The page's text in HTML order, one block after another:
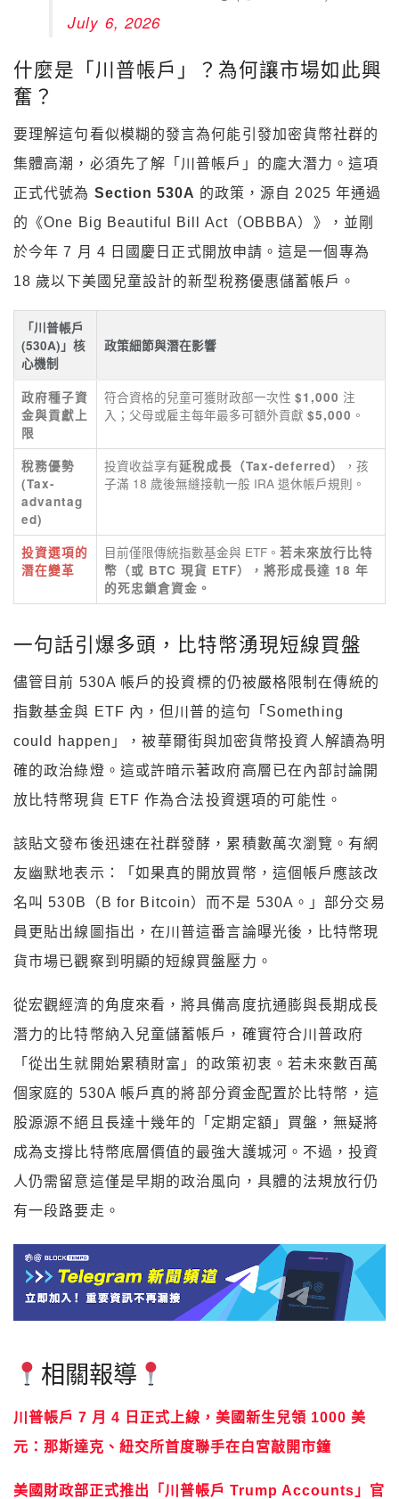
July 6, 2026
什麼是「川普帳戶」？為何讓市場如此興
奮？
要理解這句看似模糊的發言為何能引發加密貨幣社群的
集體高潮，必須先了解「川普帳戶」的龐大潛力。這項
正式代號為 Section 530A 的政策，源自 2025 年通過
的《One Big Beautiful Bill Act（OBBBA）》，並剛
於今年 7 月 4 日國慶日正式開放申請。這是一個專為
18 歲以下美國兒童設計的新型稅務優惠儲蓄帳戶。
「川普帳戶
(530A)」核
心機制
政策細節與潛在影響
政府種子資
金與貢獻上
限
符合資格的兒童可獲財政部一次性 $1,000 注
入；父母或雇主每年最多可額外貢獻 $5,000 。
稅務優勢
(Tax-
advantag
ed)
投資收益享有延稅成長（Tax-deferred）
，孩
子滿 18 歲後無縫接軌一般 IRA 退休帳戶規則。
投資選項的
潛在變革
目前僅限傳統指數基金與 ETF。 若未來放行比特
幣（或 BTC 現貨 ETF），將形成長達 18 年
的死忠鎖倉資金。
一句話引爆多頭，比特幣湧現短線買盤
儘管目前 530A 帳戶的投資標的仍被嚴格限制在傳統的
指數基金與 ETF 內，但川普的這句「Something
could happen」，被華爾街與加密貨幣投資人解讀為明
確的政治綠燈。這或許暗示著政府高層已在內部討論開
放比特幣現貨 ETF 作為合法投資選項的可能性。
該貼文發布後迅速在社群發酵，累積數萬次瀏覽。有網
友幽默地表示：「如果真的開放買幣，這個帳戶應該改
名叫 530B（B for Bitcoin）而不是 530A。」部分交易
員更貼出線圖指出，在川普這番言論曝光後，比特幣現
貨市場已觀察到明顯的短線買盤壓力。
從宏觀經濟的角度來看，將具備高度抗通膨與長期成長
潛力的比特幣納入兒童儲蓄帳戶，確實符合川普政府
「從出生就開始累積財富」的政策初衷。若未來數百萬
個家庭的 530A 帳戶真的將部分資金配置於比特幣，這
股源源不絕且長達十幾年的「定期定額」買盤，無疑將
成為支撐比特幣底層價值的最強大護城河。不過，投資
人仍需留意這僅是早期的政治風向，具體的法規放行仍
有一段路要走。
相關報導
川普帳戶 7 月 4 日正式上線，美國新生兒領 1000 美
元：那斯達克、紐交所首度聯手在白宮敲開市鐘
美國財政部正式推出「川普帳戶 Trump Accounts」官